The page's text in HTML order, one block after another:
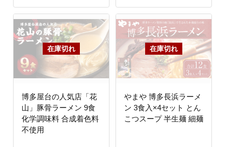
博多屋台の人気店「花
山」豚骨ラーメン 9食
化学調味料 合成着色料
不使用
やまや 博多長浜ラーメ
ン 3食入×4セット とん
こつスープ 半生麺 細麺